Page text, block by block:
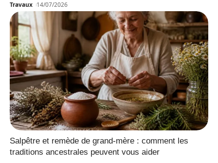
Travaux 14/07/2026
Salpêtre et remède de grand-mère : comment les
traditions ancestrales peuvent vous aider